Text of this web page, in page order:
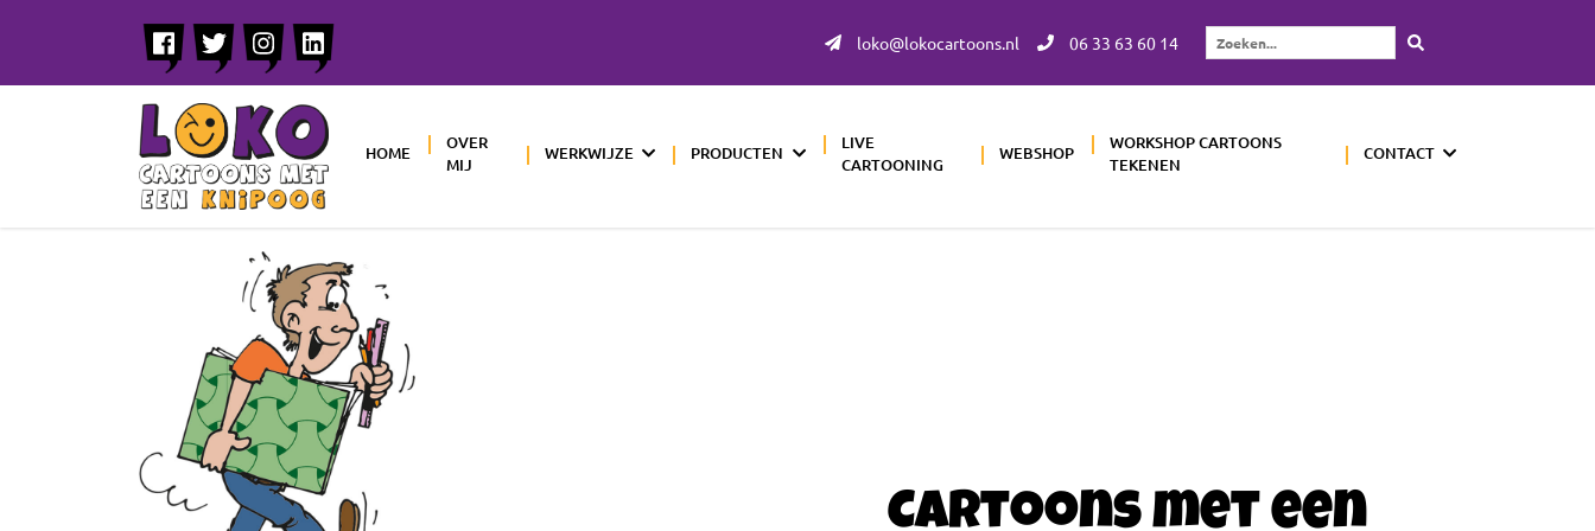
loko@lokocartoons.nl 06 33 63 60 14
Zoeken...
HOME
OVER
MIJ
WERKWIJZE PRODUCTEN
LIVE
CARTOONING
WEBSHOP
WORKSHOP CARTOONS
TEKENEN
CONTACT
Cartoons met een